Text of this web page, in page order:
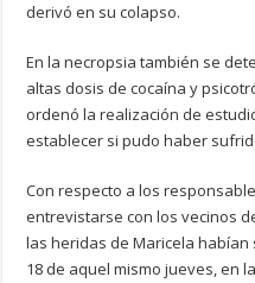
derivó en su colapso.
En la necropsia también se
altas dosis de cocaína y
ordenó la realización de
establecer si pudo haber
Con respecto a los
entrevistarse con los vecinos
las heridas de Maricela
18 de aquel mismo jueves, en